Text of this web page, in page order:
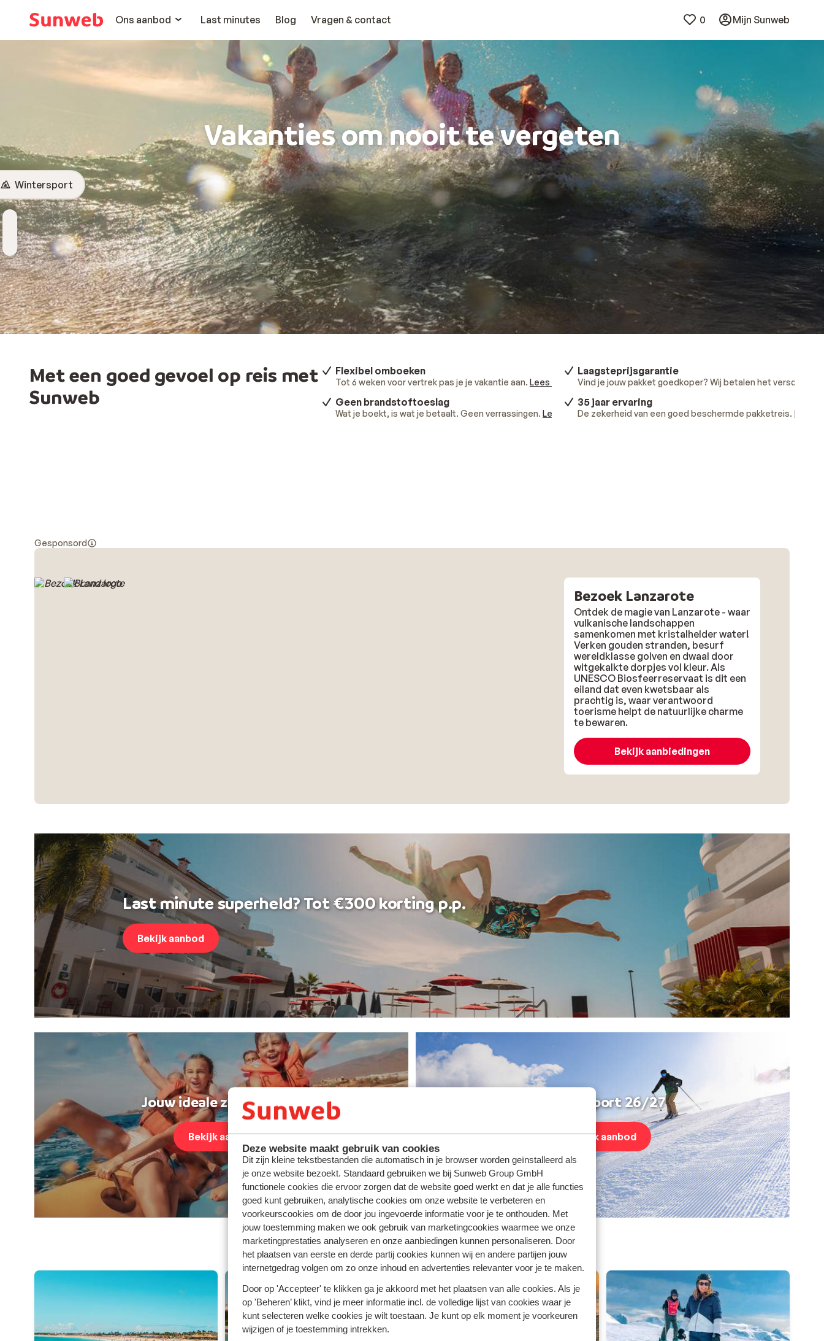
Deze website maakt gebruik van cookies
Dit zijn kleine tekstbestanden die automatisch in je browser worden geïnstalleerd als
je onze website bezoekt. Standaard gebruiken we bij Sunweb Group GmbH
functionele cookies die ervoor zorgen dat de website goed werkt en dat je alle functies
goed kunt gebruiken, analytische cookies om onze website te verbeteren en
voorkeurscookies om de door jou ingevoerde informatie voor je te onthouden. Met
jouw toestemming maken we ook gebruik van marketingcookies waarmee we onze
marketingprestaties analyseren en onze aanbiedingen kunnen personaliseren. Door
het plaatsen van eerste en derde partij cookies kunnen wij en andere partijen jouw
internetgedrag volgen om zo onze inhoud en advertenties relevanter voor je te maken.
Door op 'Accepteer' te klikken ga je akkoord met het plaatsen van alle cookies. Als je
op 'Beheren’ klikt, vind je meer informatie incl. de volledige lijst van cookies waar je
kunt selecteren welke cookies je wilt toestaan. Je kunt op elk moment je voorkeuren
wijzigen of je toestemming intrekken.
Ons aanbod
Last minutes Blog Vragen & contact 0 Mijn Sunweb
Vakanties om nooit te vergeten
Wintersport
Bestemming
Kies bestemming
Wanneer
Vertrekdatum
Hoelang
Duur toevoegen
Reizigers
2 personen , 1 kamer
Met een goed gevoel op reis met
Sunweb
Flexibel omboeken
Tot 6 weken voor vertrek pas je je vakantie aan. Lees meer
Laagsteprijsgarantie
Vind je jouw pakket goedkoper? Wij betalen het verschil.
Geen brandstoftoeslag
Wat je boekt, is wat je betaalt. Geen verrassingen. Lees meer.
35 jaar ervaring
De zekerheid van een goed beschermde pakketreis.Lees
Gesponsord
Bezoek Lanzarote
Ontdek de magie van Lanzarote - waar
vulkanische landschappen
samenkomen met kristalhelder water!
Verken gouden stranden, besurf
wereldklasse golven en dwaal door
witgekalkte dorpjes vol kleur. Als
UNESCO Biosfeerreservaat is dit een
eiland dat even kwetsbaar als
prachtig is, waar verantwoord
toerisme helpt de natuurlijke charme
te bewaren.
Bekijk aanbiedingen
Last minute superheld? Tot €300 korting p.p.
Bekijk aanbod
Jouw ideale zonvakantie
Bekijk aanbod
Wintersport 26/27
Bekijk aanbod
Nooit gedacht, toch gedaan met Sunweb